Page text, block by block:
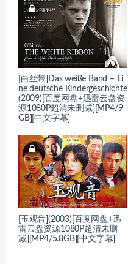
[白丝带]Das weiße Band – Ei
ne deutsche Kindergeschichte
(2009)[百度网盘+迅雷云盘资
源1080P超清未删减][MP4/9
GB][中文字幕]
[玉观音](2003)[百度网盘+迅
雷云盘资源1080P超清未删
减][MP4/5.8GB][中文字幕]